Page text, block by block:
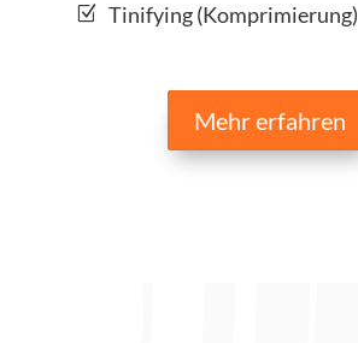
Tinifying (Komprimierung)
Mehr erfahren